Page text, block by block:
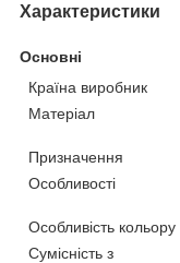
Характеристики
Основні
Країна виробник
Матеріал
Призначення
Особливості
Особливість кольору
Сумісність з